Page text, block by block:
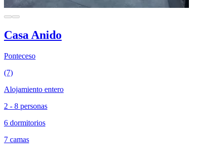
Casa Anido
Ponteceso
(7)
Alojamiento entero
2 - 8 personas
6 dormitorios
7 camas